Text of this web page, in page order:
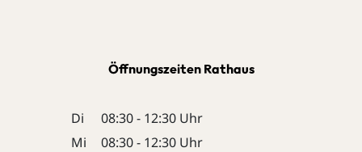
Öffnungszeiten Rathaus
Di
08:30 - 12:30 Uhr
Mi
08:30 - 12:30 Uhr